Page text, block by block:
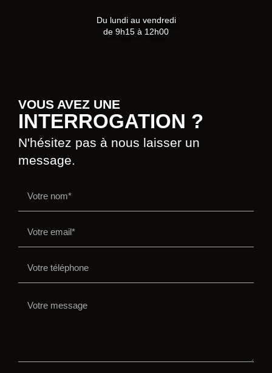
Du lundi au vendredi
de 9h15 à 12h00
VOUS AVEZ UNE
INTERROGATION ?
N'hésitez pas à nous laisser un
message.